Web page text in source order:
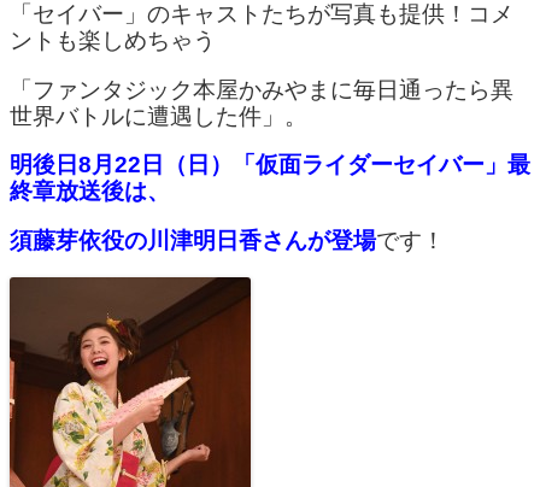
「セイバー」のキャストたちが写真も提供！コメ
ントも楽しめちゃう
「ファンタジック本屋かみやまに毎日通ったら異
世界バトルに遭遇した件」。
明後日8月22日（日）「仮面ライダーセイバー」最
終章放送後は、
須藤芽依役の川津明日香さんが登場です！